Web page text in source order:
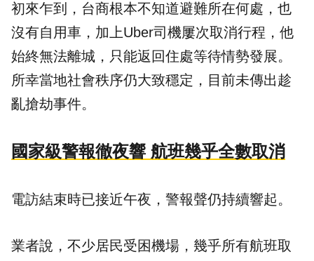
初來乍到，台商根本不知道避難所在何處，也
沒有自用車，加上Uber司機屢次取消行程，他
始終無法離城，只能返回住處等待情勢發展。
所幸當地社會秩序仍大致穩定，目前未傳出趁
亂搶劫事件。
國家級警報徹夜響 航班幾乎全數取消
電訪結束時已接近午夜，警報聲仍持續響起。
業者說，不少居民受困機場，幾乎所有航班取